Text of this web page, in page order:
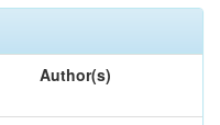
Author(s)